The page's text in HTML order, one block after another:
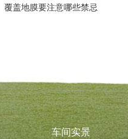
覆盖地膜要注意哪些禁忌
车间实景